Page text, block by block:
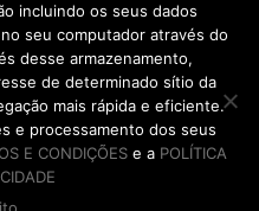
incluindo os seus dados
seu computador através do
desse armazenamento,
de determinado sítio da
mais rápida e eficiente.
e processamento dos seus
E CONDIÇÕESe a POLÍTICA